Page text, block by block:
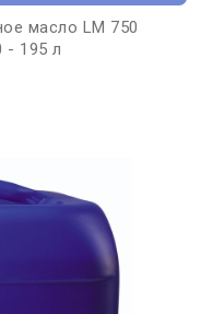
масло LM 750
- 195 л